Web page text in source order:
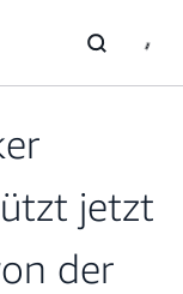
jetzt
der